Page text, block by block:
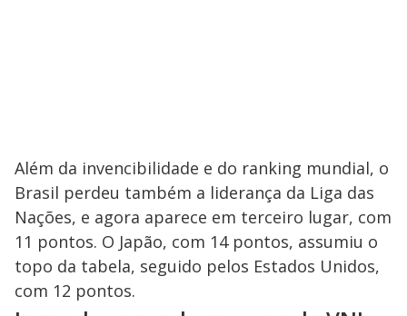
Além da invencibilidade e do ranking mundial, o
Brasil perdeu também a liderança da Liga das
Nações, e agora aparece em terceiro lugar, com
11 pontos. O Japão, com 14 pontos, assumiu o
topo da tabela, seguido pelos Estados Unidos,
com 12 pontos.